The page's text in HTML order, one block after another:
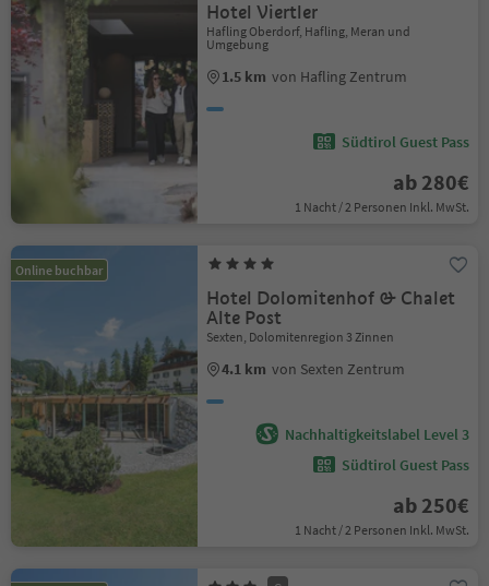
Hotel Viertler
Hafling Oberdorf, Hafling, Meran und
Umgebung
1.5 km von Hafling Zentrum
Südtirol Guest Pass
ab 280€
1 Nacht / 2 Personen Inkl. MwSt.
Online buchbar
Hotel Dolomitenhof & Chalet
Alte Post
Sexten, Dolomitenregion 3 Zinnen
4.1 km von Sexten Zentrum
Nachhaltigkeitslabel Level 3
Südtirol Guest Pass
ab 250€
1 Nacht / 2 Personen Inkl. MwSt.